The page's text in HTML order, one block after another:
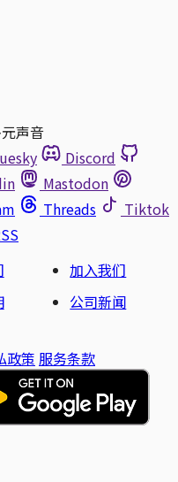
声音
Discord
Mastodon
Threads
Tiktok
加入我们
公司新闻
政策 服务条款